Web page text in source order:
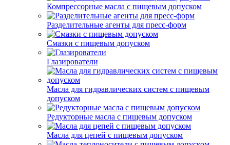
Компрессорные масла с пищевым допуском
Разделительные агенты для пресс-форм
Смазки с пищевым допуском
Глазирователи
Масла для гидравлических систем с пищевым
допуском
Редукторные масла с пищевым допуском
Масла для цепей с пищевым допуском